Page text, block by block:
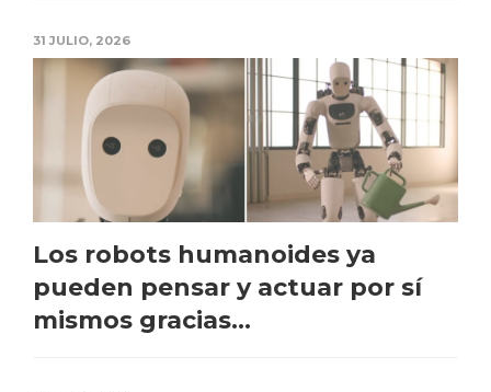
31 JULIO, 2026
Los robots humanoides ya
pueden pensar y actuar por sí
mismos gracias...